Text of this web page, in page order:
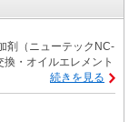
剤（ニューテックNC-
・オイルエレメント
続きを見る